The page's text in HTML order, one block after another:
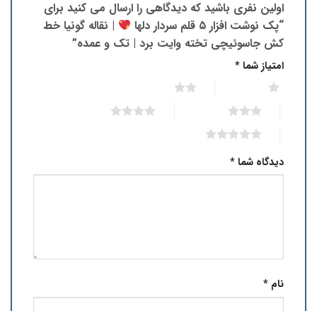
اولین نفری باشید که دیدگاهی را ارسال می کنید برای
“پک نوشت افزار ۵ قلم سردار دلها
| نقاله گونیا خط
کش جاسوئیچی تخته وایت برد | تک و عمده”
امتیاز شما*
دیدگاه شما*
نام *